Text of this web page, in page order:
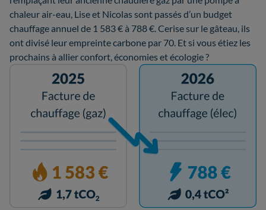
chaleur air-eau, Lise et Nicolas sont passés d’un budget
chauffage annuel de 1 583 € à 788 €. Cerise sur le gâteau, ils
ont divisé leur empreinte carbone par 70. Et si vous étiez les
prochains à allier confort, économies et écologie ?